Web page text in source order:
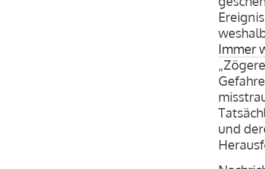
Immer
und